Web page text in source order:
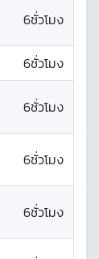
6ชั่วโมง
6ชั่วโมง
6ชั่วโมง
6ชั่วโมง
6ชั่วโมง